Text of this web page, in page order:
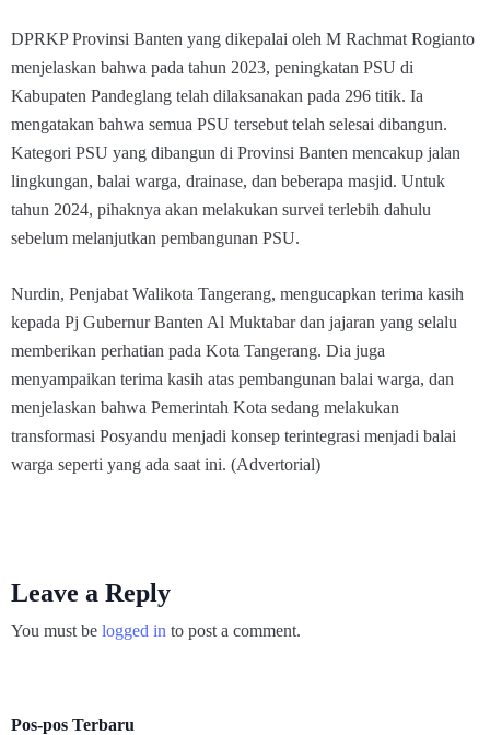
DPRKP Provinsi Banten yang dikepalai oleh M Rachmat Rogianto
menjelaskan bahwa pada tahun 2023, peningkatan PSU di
Kabupaten Pandeglang telah dilaksanakan pada 296 titik. Ia
mengatakan bahwa semua PSU tersebut telah selesai dibangun.
Kategori PSU yang dibangun di Provinsi Banten mencakup jalan
lingkungan, balai warga, drainase, dan beberapa masjid. Untuk
tahun 2024, pihaknya akan melakukan survei terlebih dahulu
sebelum melanjutkan pembangunan PSU.
Nurdin, Penjabat Walikota Tangerang, mengucapkan terima kasih
kepada Pj Gubernur Banten Al Muktabar dan jajaran yang selalu
memberikan perhatian pada Kota Tangerang. Dia juga
menyampaikan terima kasih atas pembangunan balai warga, dan
menjelaskan bahwa Pemerintah Kota sedang melakukan
transformasi Posyandu menjadi konsep terintegrasi menjadi balai
warga seperti yang ada saat ini. (Advertorial)
Leave a Reply
You must be logged in to post a comment.
Pos-pos Terbaru